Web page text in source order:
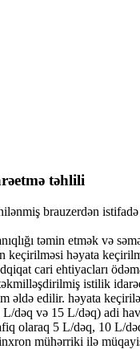
təhlili
brauzerdən
təmin etmək və
keçirilməsi həyata
cari ehtiyacları
istilik
əldə edilir. həyata
dəq və 15 L/dəq) adi
olaraq 5 L/dəq, 10 L/
mühərriki ilə